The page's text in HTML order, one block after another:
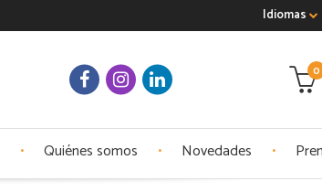
Idiomas
0
Quiénes somos Novedades